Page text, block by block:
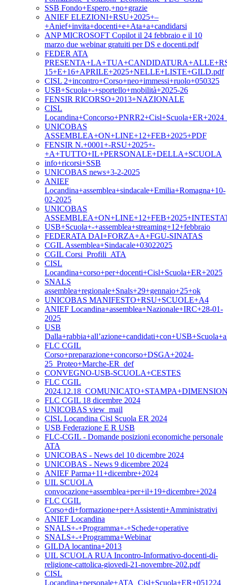
SSB Fondo+Espero,+no+grazie
ANIEF ELEZIONI+RSU+2025+–
+Anief+invita+docenti+e+Ata+a+candidarsi
ANP MICROSOFT Copilot il 24 febbraio e il 10
marzo due webinar gratuiti per DS e docenti.pdf
FEDER ATA
15+E+16+APRILE+2025+NELLE+LISTE+GILD.pdf
CISL 2+incontro+Corso+neo+immessi+ruolo+050325
USB+Scuola+-+sportello+mobilità+2025-26
FENSIR RICORSO+2013+NAZIONALE
CISL
UNICOBAS
ASSEMBLEA+ON+LINE+12+FEB+2025+PDF
FENSIR N.+0001+-RSU+2025+-
+A+TUTTO+IL+PERSONALE+DELLA+SCUOLA
info+ricorsi+SSB
UNICOBAS news+3-2-2025
ANIEF
Locandina+assemblea+sindacale+Emilia+Romagna+10-
02-2025
UNICOBAS
USB+Scuola+-+assemblea+streaming+12+febbraio
FEDERATA DAI+FORZA+A+FGU-SINATAS
CGIL Assemblea+Sindacale+03022025
CGIL Corsi_Profili_ATA
CISL
Locandina+corso+per+docenti+Cisl+Scuola+ER+2025
SNALS
assemblea+regionale+Snals+29+gennaio+25+ok
UNICOBAS MANIFESTO+RSU+SCUOLE+A4
ANIEF Locandina+assemblea+Nazionale+IRC+28-01-
2025
USB
FLC CGIL
Corso+preparazione+concorso+DSGA+2024-
25_Proteo+Marche-ER_def
CONVEGNO-USB-SCUOLA+CESTES
FLC CGIL
FLC CGIL 18 dicembre 2024
UNICOBAS view_mail
CISL Locandina Cisl Scuola ER 2024
USB Federazione E R USB
FLC-CGIL - Domande posizioni economiche personale
ATA
UNICOBAS - News del 10 dicembre 2024
UNICOBAS - News 9 dicembre 2024
ANIEF Parma+11+dicembre+2024
UIL SCUOLA
convocazione+assemblea+per+il+19+dicembre+2024
FLC CGIL
Corso+di+formazione+per+Assistenti+Amministrativi
ANIEF Locandina
SNALS+-+Programma+-+Schede+operative
SNALS+-+Programma+Webinar
GILDA locantina+2013
UIL SCUOLA RUA Incontro-Informativo-docenti-di-
religione-cattolica-giovedi-21-novembre-202.pdf
CISL
Locandina+personale+ATA_Cisl+Scuola+ER+051224